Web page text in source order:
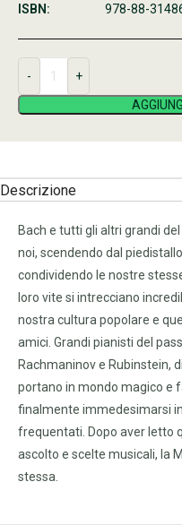
ISBN: 978-88-
Descrizione
Bach e tutti gli altri grandi
noi, scendendo dal
condividendo le nostre
loro vite si intrecciano
nostra cultura popolare e
amici. Grandi pianisti del
Rachmaninov e Rubinstein,
portano in mondo magico e
finalmente immedesimarsi
frequentati. Dopo aver letto
ascolto e scelte musicali, la
stessa.